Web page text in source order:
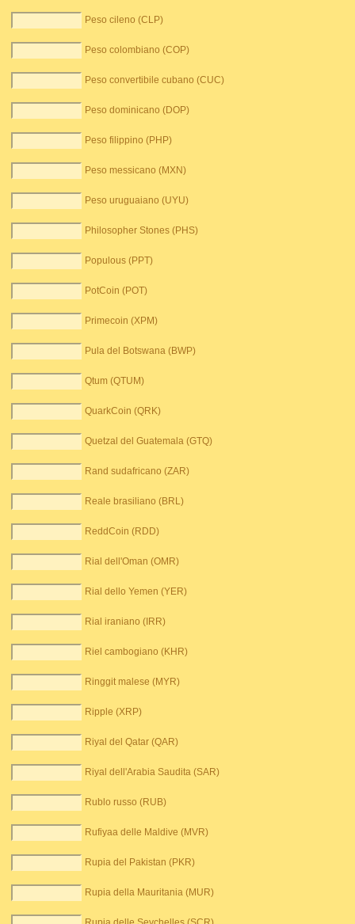
Peso cileno (CLP)
Peso colombiano (COP)
Peso convertibile cubano (CUC)
Peso dominicano (DOP)
Peso filippino (PHP)
Peso messicano (MXN)
Peso uruguaiano (UYU)
Philosopher Stones (PHS)
Populous (PPT)
PotCoin (POT)
Primecoin (XPM)
Pula del Botswana (BWP)
Qtum (QTUM)
QuarkCoin (QRK)
Quetzal del Guatemala (GTQ)
Rand sudafricano (ZAR)
Reale brasiliano (BRL)
ReddCoin (RDD)
Rial dell'Oman (OMR)
Rial dello Yemen (YER)
Rial iraniano (IRR)
Riel cambogiano (KHR)
Ringgit malese (MYR)
Ripple (XRP)
Riyal del Qatar (QAR)
Riyal dell'Arabia Saudita (SAR)
Rublo russo (RUB)
Rufiyaa delle Maldive (MVR)
Rupia del Pakistan (PKR)
Rupia della Mauritania (MUR)